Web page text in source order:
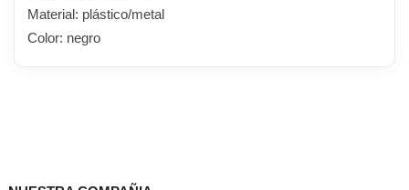
Material: plástico/metal
Color: negro